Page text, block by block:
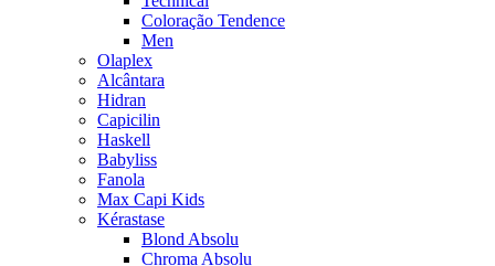
Coloração Tendence
Men
Olaplex
Alcântara
Hidran
Capicilin
Haskell
Babyliss
Fanola
Max Capi Kids
Kérastase
Blond Absolu
Chroma Absolu